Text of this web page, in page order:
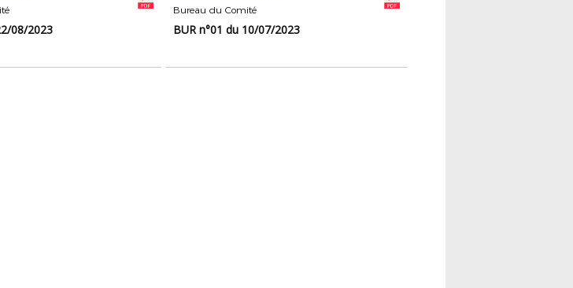
08/2023
Bureau du Comité
BUR n°01 du 10/07/2023